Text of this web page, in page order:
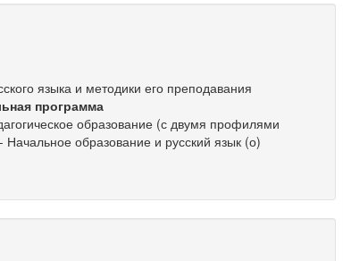
языка и методики его преподавания
программа
образование (с двумя профилями
Начальное образование и русский язык (о)